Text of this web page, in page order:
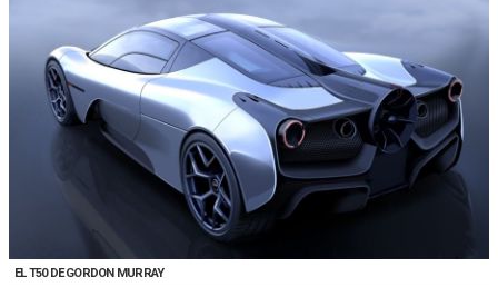
EL T50 DE GORDON MURRAY